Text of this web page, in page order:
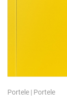
Portele | Portele